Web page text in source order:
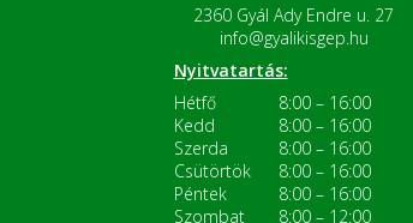
2360 Gyál Ady Endre u. 27
info@gyalikisgep.hu
Nyitvatartás:
Hétfő
8:00 – 16:00
Kedd
8:00 – 16:00
Szerda
8:00 – 16:00
Csütörtök
8:00 – 16:00
Péntek
8:00 – 16:00
Szombat
8:00 – 12:00